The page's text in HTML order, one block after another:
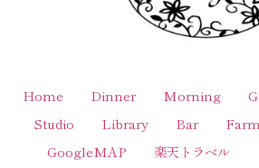
Home Dinner Morning
Studio
Library Bar Farm
GoogleMAP
楽天トラベル